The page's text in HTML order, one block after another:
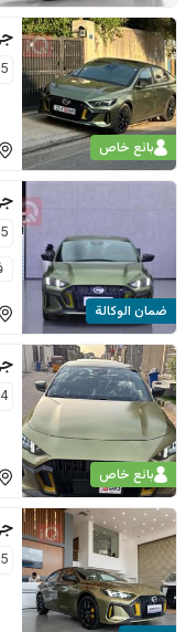
بائع خاص
ضمان الوكالة
بائع خاص